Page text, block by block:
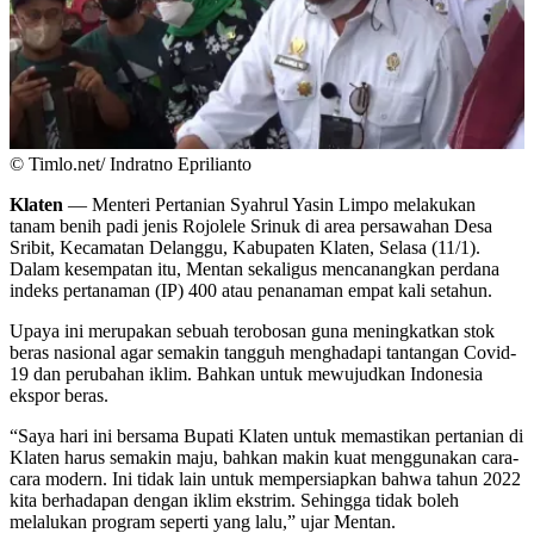
© Timlo.net/ Indratno Eprilianto
Klaten — Menteri Pertanian Syahrul Yasin Limpo melakukan
tanam benih padi jenis Rojolele Srinuk di area persawahan Desa
Sribit, Kecamatan Delanggu, Kabupaten Klaten, Selasa (11/1).
Dalam kesempatan itu, Mentan sekaligus mencanangkan perdana
indeks pertanaman (IP) 400 atau penanaman empat kali setahun.
Upaya ini merupakan sebuah terobosan guna meningkatkan stok
beras nasional agar semakin tangguh menghadapi tantangan Covid-
19 dan perubahan iklim. Bahkan untuk mewujudkan Indonesia
ekspor beras.
“Saya hari ini bersama Bupati Klaten untuk memastikan pertanian di
Klaten harus semakin maju, bahkan makin kuat menggunakan cara-
cara modern. Ini tidak lain untuk mempersiapkan bahwa tahun 2022
kita berhadapan dengan iklim ekstrim. Sehingga tidak boleh
melalukan program seperti yang lalu,” ujar Mentan.